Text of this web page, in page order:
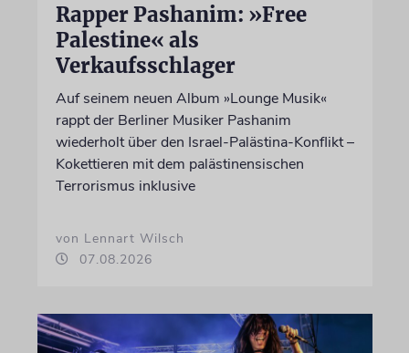
Rapper Pashanim: »Free
Palestine« als
Verkaufsschlager
Auf seinem neuen Album »Lounge Musik«
rappt der Berliner Musiker Pashanim
wiederholt über den Israel-Palästina-Konflikt –
Kokettieren mit dem palästinensischen
Terrorismus inklusive
von Lennart Wilsch
07.08.2026